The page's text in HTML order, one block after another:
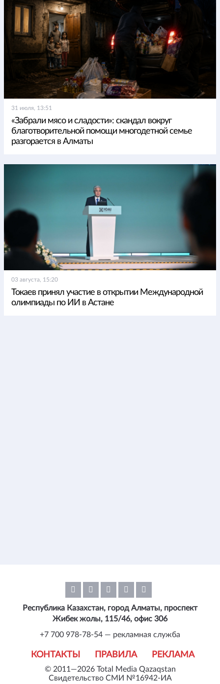
31 июля, 13:51
«Забрали мясо и сладости»: скандал вокруг
благотворительной помощи многодетной семье
разгорается в Алматы
03 августа, 15:20
Токаев принял участие в открытии Международной
олимпиады по ИИ в Астане
© 2011—2026 Total Media Qazaqstan
Свидетельство СМИ №16942-ИА
КОНТАКТЫ ПРАВИЛА РЕКЛАМА
Республика Казахстан, город Алматы, проспект
Жибек жолы, 115/46, офис 306
+7 700 978-78-54 — рекламная служба